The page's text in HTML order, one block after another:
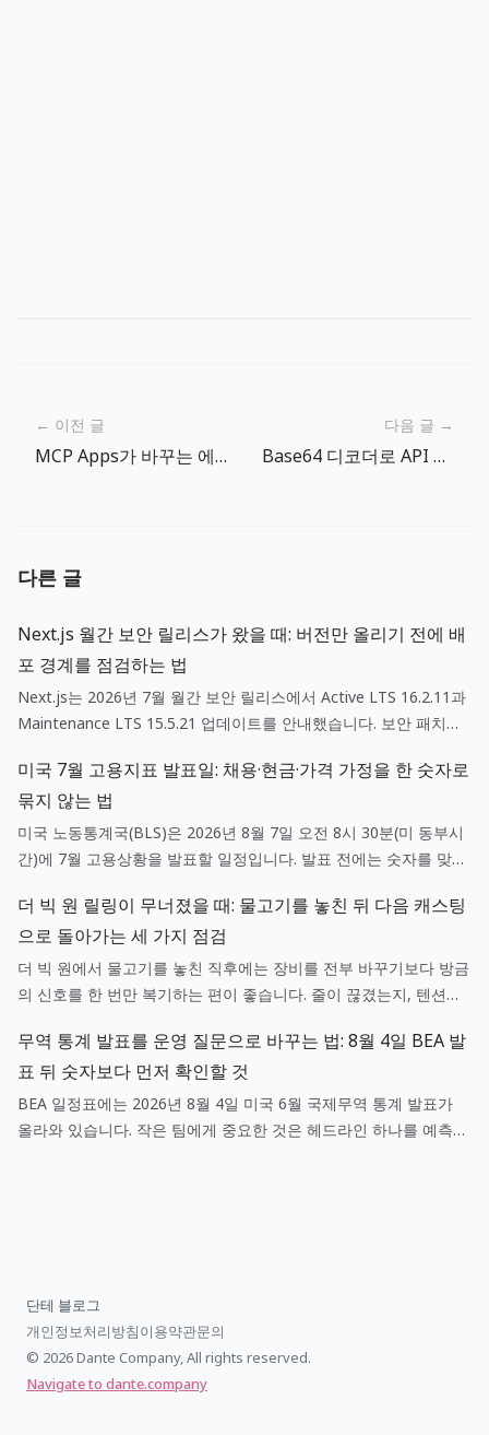
← 이전 글
MCP Apps가 바꾸는 에이전트 UX: 도구 출력은 이제 작은 제품 화면이다
다음 글 →
Base64 디코더로 API 응답과 웹훅 payload 빠르게 확인하기
다른 글
Next.js 월간 보안 릴리스가 왔을 때: 버전만 올리기 전에 배
포 경계를 점검하는 법
Next.js는 2026년 7월 월간 보안 릴리스에서 Active LTS 16.2.11과
Maintenance LTS 15.5.21 업데이트를 안내했습니다. 보안 패치는
기 기준을 함께 갖춘 배포 작업입니다.
미국 7월 고용지표 발표일: 채용·현금·가격 가정을 한 숫자로
묶지 않는 법
미국 노동통계국(BLS)은 2026년 8월 7일 오전 8시 30분(미 동부시
간)에 7월 고용상황을 발표할 일정입니다. 발표 전에는 숫자를 맞히
질지 미리 정하는 편이 실무에 도움이 됩니다.
더 빅 원 릴링이 무너졌을 때: 물고기를 놓친 뒤 다음 캐스팅
으로 돌아가는 세 가지 점검
더 빅 원에서 물고기를 놓친 직후에는 장비를 전부 바꾸기보다 방금
의 신호를 한 번만 복기하는 편이 좋습니다. 줄이 끊겼는지, 텐션이
이 훨씬 선명해집니다.
무역 통계 발표를 운영 질문으로 바꾸는 법: 8월 4일 BEA 발
표 뒤 숫자보다 먼저 확인할 것
BEA 일정표에는 2026년 8월 4일 미국 6월 국제무역 통계 발표가
올라와 있습니다. 작은 팀에게 중요한 것은 헤드라인 하나를 예측하
단테 블로그
개인정보처리방침이용약관문의
© 2026 Dante Company, All rights reserved.
Navigate to dante.company